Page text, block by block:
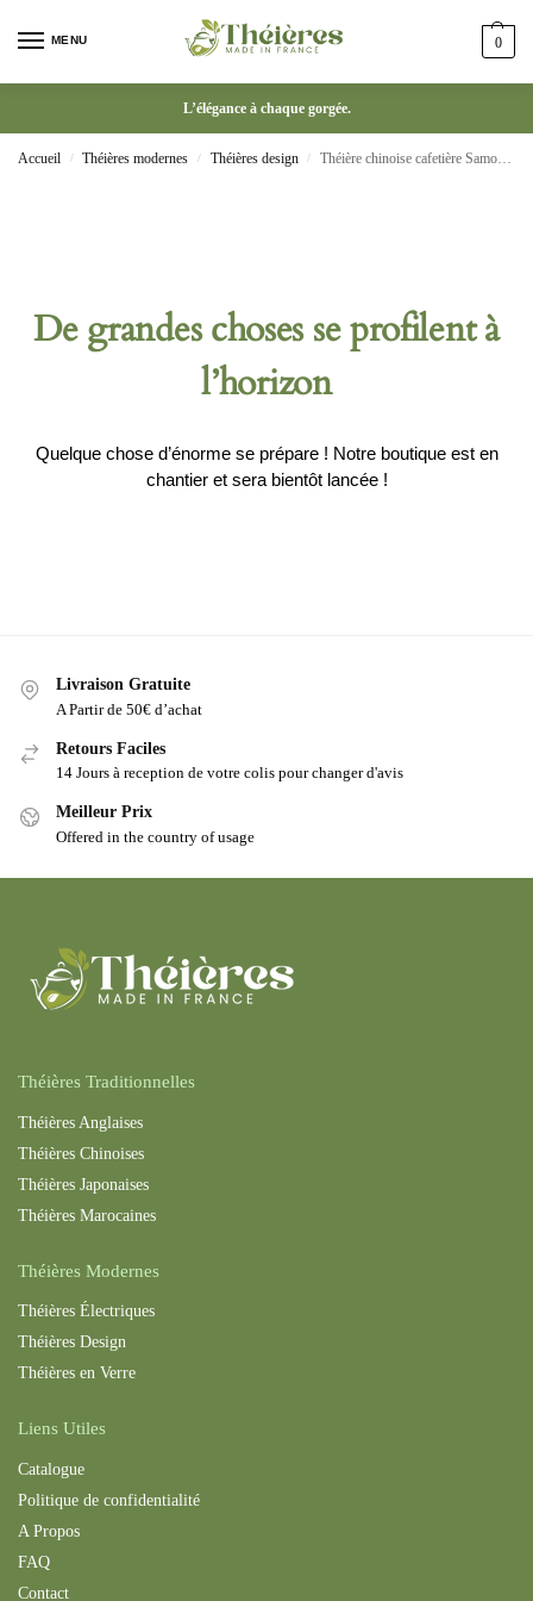
MENU 0
L’élégance à chaque gorgée.
Accueil / Théières modernes / Théières design / Théière chinoise cafetière Samovar Gaiwan 151-200 ml
De grandes choses se profilent à
l’horizon
Quelque chose d’énorme se prépare ! Notre boutique est en
chantier et sera bientôt lancée !
Livraison Gratuite
A Partir de 50€ d’achat
Retours Faciles
14 Jours à reception de votre colis pour changer d'avis
Meilleur Prix
Offered in the country of usage
Théières Traditionnelles
Théières Anglaises
Théières Chinoises
Théières Japonaises
Théières Marocaines
Théières Modernes
Théières Électriques
Théières Design
Théières en Verre
Liens Utiles
Catalogue
Politique de confidentialité
A Propos
FAQ
Contact